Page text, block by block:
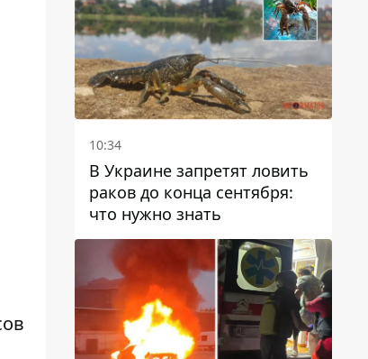
10:34
В Украине запретят ловить
раков до конца сентября:
что нужно знать